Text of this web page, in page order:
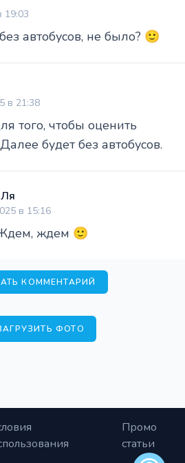
19:03
автобусов, не было? 🙂
в 21:38
того, чтобы оценить
будет без автобусов.
в 15:16
ждем 🙂
КОММЕНТАРИЙ
ФОТО
Промо
статьи